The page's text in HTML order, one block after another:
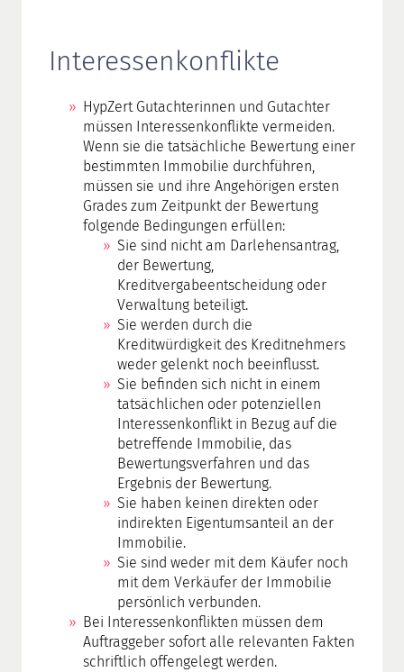
Interessenkonflikte
HypZert Gutachterinnen und Gutachter
müssen Interessenkonflikte vermeiden.
Wenn sie die tatsächliche Bewertung einer
bestimmten Immobilie durchführen,
müssen sie und ihre Angehörigen ersten
Grades zum Zeitpunkt der Bewertung
folgende Bedingungen erfüllen:
Sie sind nicht am Darlehensantrag,
der Bewertung,
Kreditvergabeentscheidung oder
Verwaltung beteiligt.
Sie werden durch die
Kreditwürdigkeit des Kreditnehmers
weder gelenkt noch beeinflusst.
Sie befinden sich nicht in einem
tatsächlichen oder potenziellen
Interessenkonflikt in Bezug auf die
betreffende Immobilie, das
Bewertungsverfahren und das
Ergebnis der Bewertung.
Sie haben keinen direkten oder
indirekten Eigentumsanteil an der
Immobilie.
Sie sind weder mit dem Käufer noch
mit dem Verkäufer der Immobilie
persönlich verbunden.
Bei Interessenkonflikten müssen dem
Auftraggeber sofort alle relevanten Fakten
schriftlich offengelegt werden.